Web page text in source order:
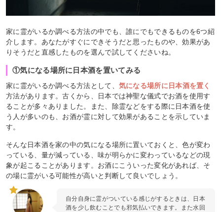
家に霊がいるか調べる方法の中でも、誰にでもできるものを6つ紹
介します。あなたがすぐにできそうだと思ったものや、効果があ
りそうだと直感したものを選んで試してくださいね。
①気になる場所に日本酒を置いてみる
家に霊がいるか調べる方法として、 気になる場所に日本酒を置く
方法があります。古くから、日本では神聖な儀式でお酒を使用す
ることが多々ありました。また、除霊などをする際に日本酒を使
う人が多いのも、お酒が霊に対して効果があることを示していま
す。
そんな日本酒を家の中の気になる場所に置いておくと、色が変わ
っている、量が減っている、味が明らかに変わっているなどの現
象が起こることがあります。お酒にこういった変化があれば、そ
の場に霊がいる可能性が高いと判断して良いでしょう。
自分自身に霊がついている感じがするときは、日本
酒を少し飲むことでも邪気払いできます。また水回